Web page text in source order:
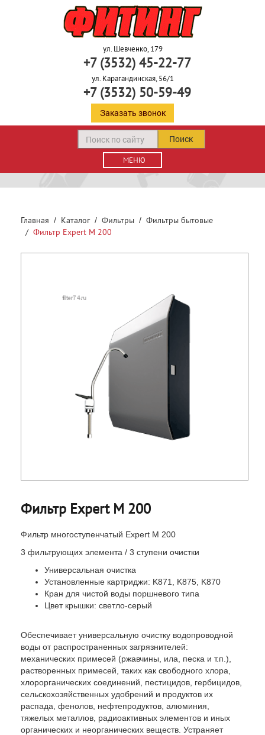
ул. Шевченко, 179
+7 (3532) 45-22-77
ул. Карагандинская, 56/1
+7 (3532) 50-59-49
Заказать звонок
МЕНЮ
Поиск
Главная Каталог Фильтры
Фильтры бытовые
Фильтр Expert М 200
Фильтр Expert М 200
Фильтр многоступенчатый Expert М 200
3 фильтрующих элемента / 3 ступени очистки
Универсальная очистка
Установленные картриджи: K871, K875, K870
Кран для чистой воды поршневого типа
Цвет крышки: светло-серый
Обеспечивает универсальную очистку водопроводной
воды от распространенных загрязнителей:
механических примесей (ржавчины, ила, песка и т.п.),
растворенных примесей, таких как свободного хлора,
хлорорганических соединений, пестицидов, гербицидов,
сельскохозяйственных удобрений и продуктов их
распада, фенолов, нефтепродуктов, алюминия,
тяжелых металлов, радиоактивных элементов и иных
органических и неорганических веществ. Устраняет